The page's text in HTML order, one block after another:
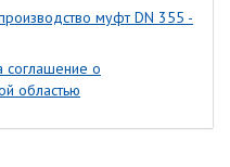
муфт DN 355 -
о
областью